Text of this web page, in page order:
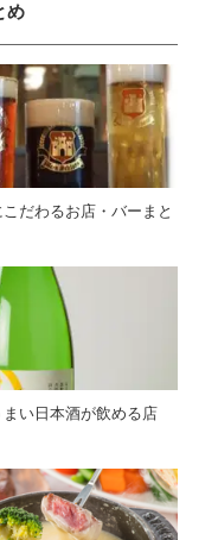
め
だわるお店・バーまと
い日本酒が飲める店